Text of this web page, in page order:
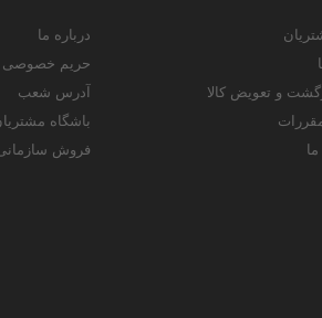
و تعویض کالا
درباره ما
حریم خصوصی
آدرس شعب
باشگاه
فروش